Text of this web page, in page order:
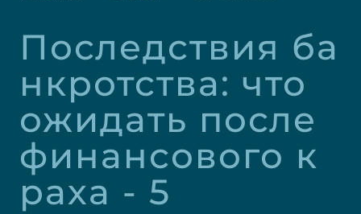
Последствия ба
нкротства: что
ожидать после
финансового к
раха - 5